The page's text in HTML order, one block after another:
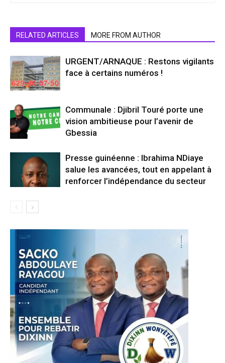
RELATED ARTICLES MORE FROM AUTHOR
URGENT/ARNAQUE : Restons vigilants
face à certains numéros !
Communale : Djibril Touré porte une
vision ambitieuse pour l’avenir de
Gbessia
Presse guinéenne : Ibrahima NDiaye
salue les avancées, tout en appelant à
renforcer l’indépendance du secteur